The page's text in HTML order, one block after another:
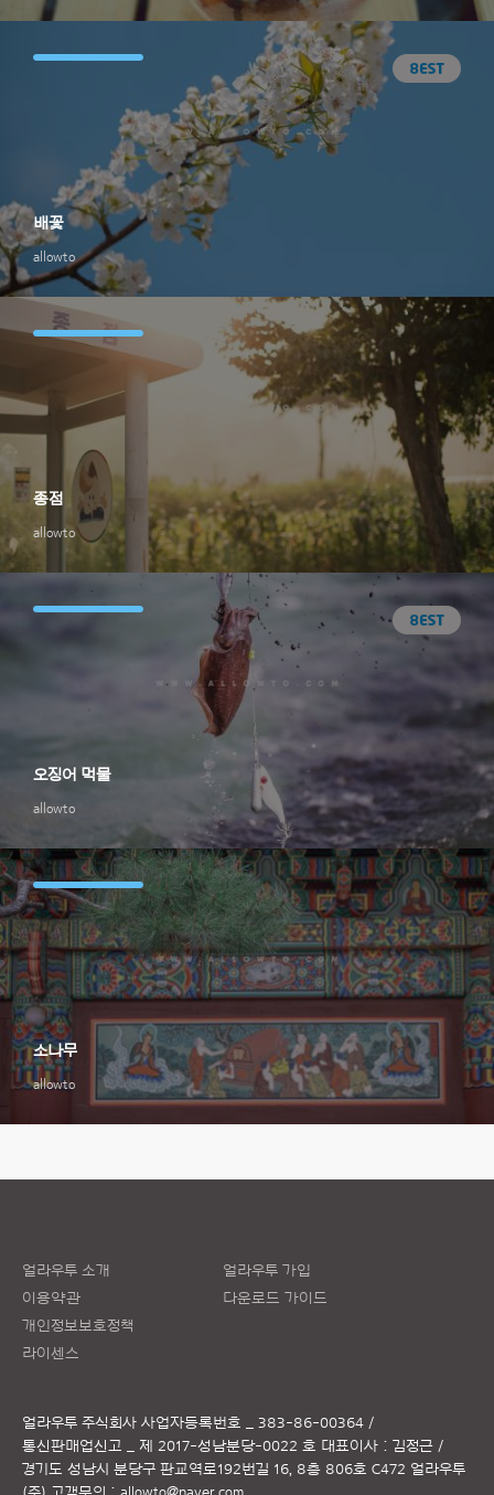
allowto
배꽃
allowto
종점
allowto
오징어 먹물
allowto
소나무
얼라우투 소개
이용약관
개인정보보호정책
라이센스
얼라우투 가입
다운로드 가이드
얼라우투 주식회사 사업자등록번호 _ 383-86-00364 /
통신판매업신고 _ 제 2017-성남분당-0022 호 대표이사 : 김정근 /
경기도 성남시 분당구 판교역로192번길 16, 8층 806호 C472 얼라우투